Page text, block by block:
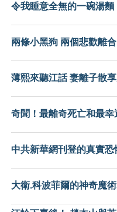
令我睡意全無的一碗湯麵
兩條小黑狗 兩個悲歡離
薄熙來聽江話 妻離子散
奇聞！最離奇死亡和最幸
中共新華網刊登的真實恐
大衛.科波菲爾的神奇魔